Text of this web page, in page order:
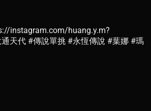
instagram.com/huang.y.m?
天代 #傳說單挑 #永恆傳說 #葉娜 #瑪